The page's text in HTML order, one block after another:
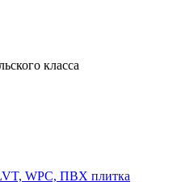
класса
WPC, ПВХ плитка